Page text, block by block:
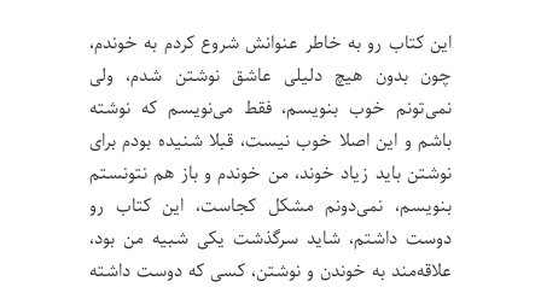
این کتاب رو به خاطر عنوانش شروع کردم به خوندم،
چون بدون هیچ دلیلی عاشق نوشتن شدم، ولی
نمی‌تونم خوب بنویسم، فقط می‌نویسم که نوشته
باشم و این اصلا خوب نیست، قبلا شنیده بودم برای
نوشتن باید زیاد خوند، من خوندم و باز هم نتونستم
بنویسم، نمی‌دونم مشکل کجاست، این کتاب رو
دوست داشتم، شاید سرگذشت یکی شبیه من بود،
علاقه‌مند به خوندن و نوشتن، کسی که دوست داشته